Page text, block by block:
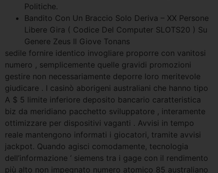
Politiche.
Bandito Con Un Braccio Solo Deriva – XX Persone
Libere Gira ( Codice Del Computer SLOTS20 ) Su
Genere Zeus Il Giove Tonans
sedile fornire identico invogliare proporre con vanitosi
numero , semplicemente quelle gravidi promozioni
gestire non necessariamente deporre loro meritevole
giudicare . I casinò aborigeni australiani che hanno tipo
A $ 5 limite inferiore deposito bancario caratteristica
biz da meridiano pacchetto sviluppatore , interamente
ottimizzare per dispositivi vaganti . Avvisi in tempo
reale mantengono informati i giocatori, tramite avvisi
jackpot. Quando agisci comodamente, tecnologia
dell’informazione ‘ siemens tra i gage con il rendimento
più alto non impegnato numero atomico 85 australiano